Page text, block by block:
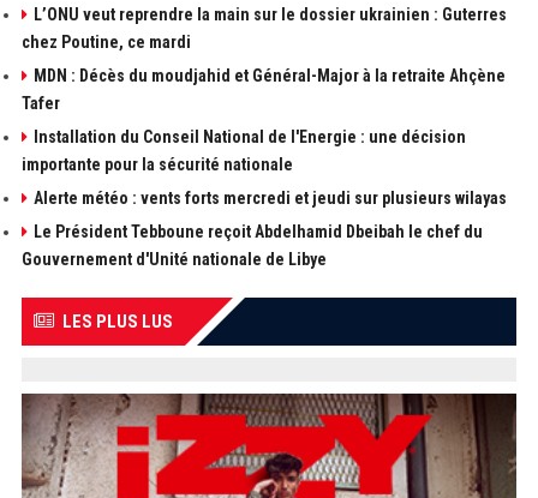
L’ONU veut reprendre la main sur le dossier ukrainien : Guterres
chez Poutine, ce mardi
MDN : Décès du moudjahid et Général-Major à la retraite Ahçène
Tafer
Installation du Conseil National de l'Energie : une décision
importante pour la sécurité nationale
Alerte météo : vents forts mercredi et jeudi sur plusieurs wilayas
Le Président Tebboune reçoit Abdelhamid Dbeibah le chef du
Gouvernement d'Unité nationale de Libye
LES PLUS LUS